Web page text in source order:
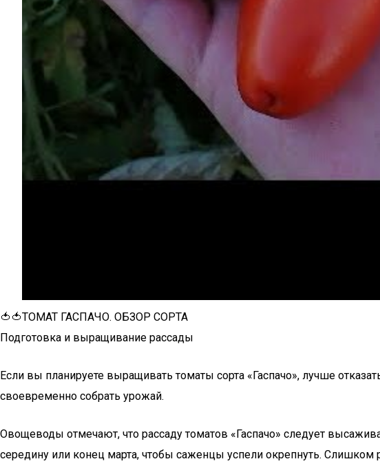
🍅🍅ТОМАТ ГАСПАЧО. ОБЗОР СОРТА
Подготовка и выращивание рассады
Если вы планируете выращивать томаты сорта «Гаспачо», лучше
своевременно собрать урожай.
Овощеводы отмечают, что рассаду томатов «Гаспачо» следует
середину или конец марта, чтобы саженцы успели окрепнуть.